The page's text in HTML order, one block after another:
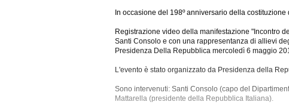
In occasione del 198º anniversario della
Registrazione video della manifestazione "Incontro
Santi Consolo e con una rappresentanza di allievi
Presidenza Della Repubblica mercoledì 6 maggio
L'evento è stato organizzato da Presidenza della
Sono intervenuti: Santi Consolo (capo del
Mattarella (presidente della Repubblica Italiana).